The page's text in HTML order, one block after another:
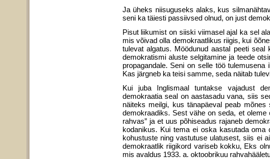
Ja üheks niisuguseks alaks, kus
seni ka täiesti passiivsed olnud, on just
Pisut liikumist on siiski viimasel ajal ka sel
mis võivad olla demokraatli­kus riigis, kui
tulevat algatus. Möödunud aastal peeti
demokratismi aluste selgitamine ja teede
propagandale. Seni on selle töö
Kas järgneb ka teisi samme, seda näitab
Kui juba Inglismaal tuntakse vajadust
demokraatia seal on aastasadu vana, siis
näiteks meilgi, kus tänapäeval peab
demokraadiks. Sest vähe on seda, et oleme
rahvas” ja et uus põhiseadus rajaneb
kodanikus. Kui tema ei oska kasu­tada
kohustuste ning vastutuse ulatusest, siis ei
demokraatlik riigikord vari­seb kokku, Eks
mis avaldus 1933. a. oktoobrikuu